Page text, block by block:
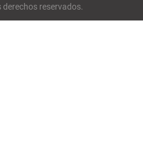
derechos reservados.